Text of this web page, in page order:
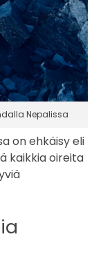
Nepalissa
on ehkäisy eli
kaikkia oireita